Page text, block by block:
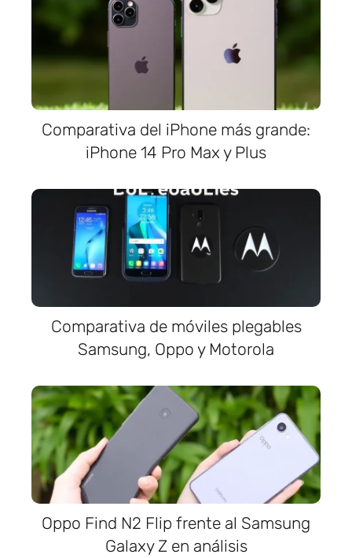
Comparativa del iPhone más grande:
iPhone 14 Pro Max y Plus
Comparativa de móviles plegables
Samsung, Oppo y Motorola
Oppo Find N2 Flip frente al Samsung
Galaxy Z en análisis